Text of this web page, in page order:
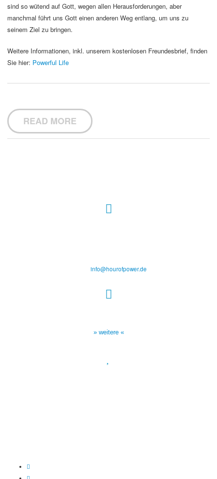
sind so wütend auf Gott, wegen allen Herausforderungen, aber
manchmal führt uns Gott einen anderen Weg entlang, um uns zu
seinem Ziel zu bringen.
Weitere Informationen, inkl. unserem kostenlosen Freundesbrief, finden
Sie hier: Powerful Life
READ MORE
info@hourofpower.de
» weitere «